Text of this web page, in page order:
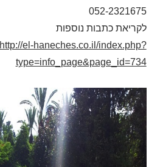
052-2321675
לקריאת כתבות נוספות
http://el-haneches.co.il/index.php?
type=info_page&page_id=734